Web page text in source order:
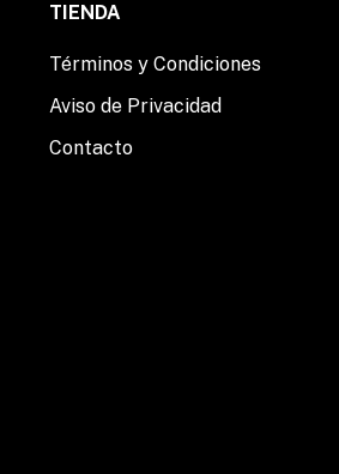
TIENDA
Términos y Condiciones
Aviso de Privacidad
Contacto